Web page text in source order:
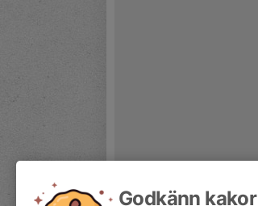
Godkänn kakor